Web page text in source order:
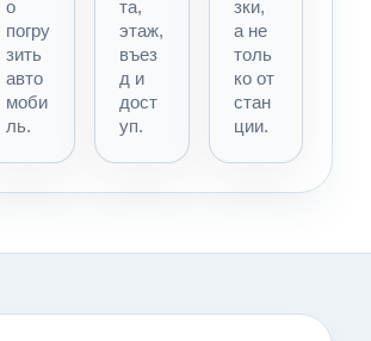
о
погру
зить
авто
моби
ль.
та,
этаж,
въез
д и
дост
уп.
зки,
а не
толь
ко от
стан
ции.